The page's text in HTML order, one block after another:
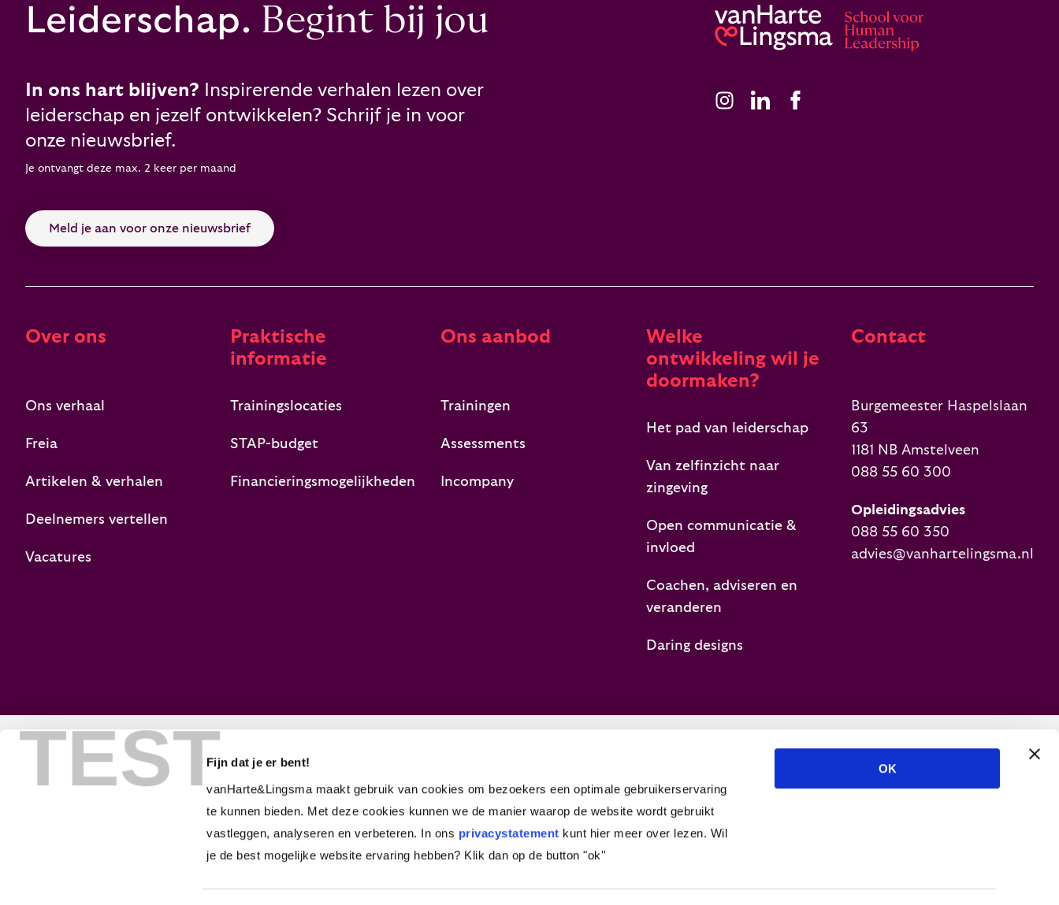
TESTFijn dat je er bent!
vanHarte&Lingsma maakt gebruik van cookies om bezoekers een optimale gebruikerservaring
te kunnen bieden. Met deze cookies kunnen we de manier waarop de website wordt gebruikt
vastleggen, analyseren en verbeteren. In ons privacystatement kunt hier meer over lezen. Wil
je de best mogelijke website ervaring hebben? Klik dan op de button "ok''
OK
Leiderschap. Begint bij jou
In ons hart blijven? Inspirerende verhalen lezen over
leiderschap en jezelf ontwikkelen? Schrijf je in voor
onze nieuwsbrief.
Je ontvangt deze max. 2 keer per maand
Meld je aan voor onze nieuwsbrief
Over ons
Ons verhaal
Freia
Artikelen & verhalen
Deelnemers vertellen
Vacatures
Praktische
informatie
Trainingslocaties
STAP-budget
Financieringsmogelijkheden
Ons aanbod
Trainingen
Assessments
Incompany
Welke
ontwikkeling wil je
doormaken?
Het pad van leiderschap
Van zelfinzicht naar
zingeving
Open communicatie &
invloed
Coachen, adviseren en
veranderen
Daring designs
Contact
Burgemeester Haspelslaan
63
1181 NB Amstelveen
088 55 60 300
Opleidingsadvies
088 55 60 350
advies@vanhartelingsma.nl
Algemene voorwaarden Privacystatement Credits
Onderdeel van